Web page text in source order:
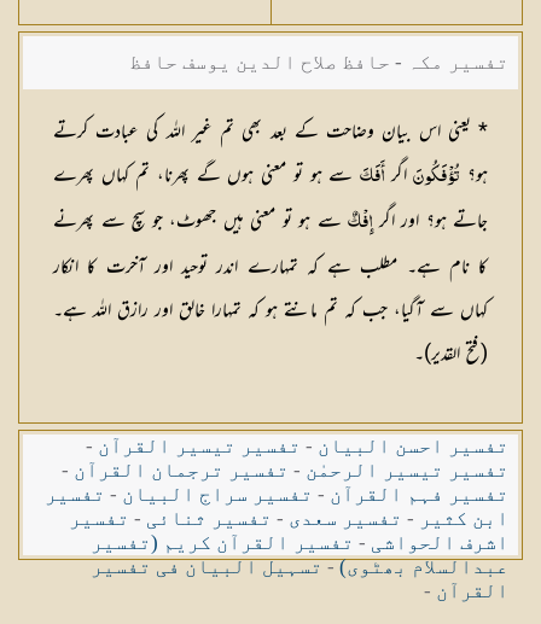
تفسیر مکہ - حافظ صلاح الدین یوسف حافظ
* یعنی اس بیان وضاحت کے بعد بھی تم غیر اللہ کی عبادت کرتے
ہو؟ تُؤْفَكُونَاگرأَفَكَ سے ہو تو معنی ہوں گے پھرنا، تم کہاں پھرے
جاتے ہو؟ اور اگرإِفْكٌ سے ہو تو معنی ہیں جھوٹ، جو سچ سے پھرنے
کا نام ہے۔ مطلب ہے کہ تمہارے اندر توحید اور آخرت کا انکار
کہاں سے آگیا، جب کہ تم مانتے ہو کہ تمہارا خالق اور رازق اللہ ہے۔
(فتح القدیر)۔
تفسیر احسن البیان - تفسیر تیسیر القرآن -
تفسیر تیسیر الرحمٰن - تفسیر ترجمان القرآن -
تفسیر فہم القرآن - تفسیر سراج البیان - تفسیر
ابن کثیر - تفسیر سعدی - تفسیر ثنائی - تفسیر
اشرف الحواشی - تفسیر القرآن کریم (تفسیر
عبدالسلام بھٹوی)-تسہیل البیان فی تفسیر
القرآن -